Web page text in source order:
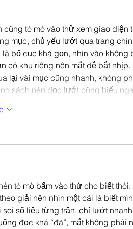
tò mò vào thử xem giao diện
mục, chủ yếu lướt qua trang
bố cục khá gọn, nhìn vào không
có khu riêng nên mắt dễ bắt nhịp.
lại vài mục cũng nhanh, không
sách nên đọc lướt cũng hiểu
tò mò bấm vào thử cho biết
giải nên nhìn một cái là biết
số liệu từng trận, chỉ lướt
đọc khá “đã”, mắt không phải